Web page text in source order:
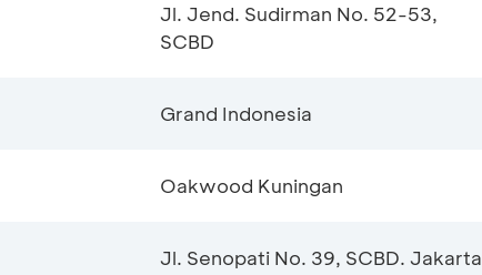
Jl. Jend. Sudirman No. 52-53,
SCBD
Grand Indonesia
Oakwood Kuningan
Jl. Senopati No. 39, SCBD. Jakarta